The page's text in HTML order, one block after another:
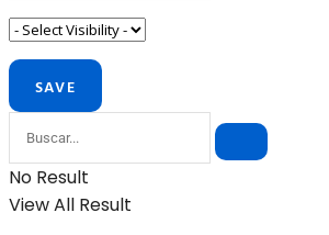
No Result
View All Result